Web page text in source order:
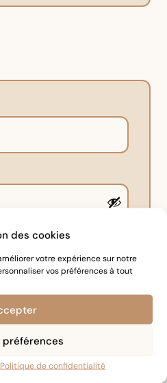
des cookies
votre expérience sur notre
vos préférences à tout
préférences
Politique de confidentialité
utilisées pour vous
visite du site web, gérer
d’autres raisons décrites
.